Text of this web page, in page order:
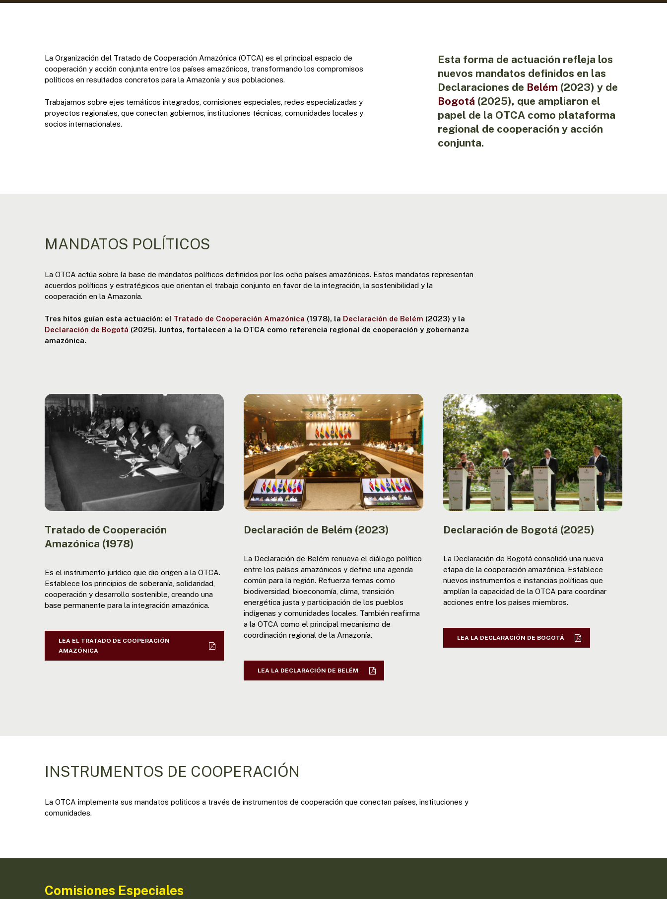
La Organización del Tratado de Cooperación Amazónica (OTCA) es el principal espacio de
cooperación y acción conjunta entre los países amazónicos, transformando los compromisos
políticos en resultados concretos para la Amazonía y sus poblaciones.
Trabajamos sobre ejes temáticos integrados, comisiones especiales, redes especializadas y
proyectos regionales, que conectan gobiernos, instituciones técnicas, comunidades locales y
socios internacionales.
Esta forma de actuación refleja los
nuevos mandatos definidos en las
Declaraciones de Belém (2023) y de
Bogotá (2025), que ampliaron el
papel de la OTCA como plataforma
regional de cooperación y acción
conjunta.
MANDATOS POLÍTICOS
La OTCA actúa sobre la base de mandatos políticos definidos por los ocho países amazónicos. Estos mandatos representan
acuerdos políticos y estratégicos que orientan el trabajo conjunto en favor de la integración, la sostenibilidad y la
cooperación en la Amazonía.
Tres hitos guían esta actuación: el Tratado de Cooperación Amazónica (1978), la Declaración de Belém (2023) y la
Declaración de Bogotá (2025). Juntos, fortalecen a la OTCA como referencia regional de cooperación y gobernanza
amazónica.
Tratado de Cooperación
Amazónica (1978)
Es el instrumento jurídico que dio origen a la OTCA.
Establece los principios de soberanía, solidaridad,
cooperación y desarrollo sostenible, creando una
base permanente para la integración amazónica.
LEA EL TRATADO DE COOPERACIÓN
AMAZÓNICA
Declaración de Belém (2023)
La Declaración de Belém renueva el diálogo político
entre los países amazónicos y define una agenda
común para la región. Refuerza temas como
biodiversidad, bioeconomía, clima, transición
energética justa y participación de los pueblos
indígenas y comunidades locales. También reafirma
a la OTCA como el principal mecanismo de
coordinación regional de la Amazonía.
LEA LA DECLARACIÓN DE BELÉM
Declaración de Bogotá (2025)
La Declaración de Bogotá consolidó una nueva
etapa de la cooperación amazónica. Establece
nuevos instrumentos e instancias políticas que
amplían la capacidad de la OTCA para coordinar
acciones entre los países miembros.
LEA LA DECLARACIÓN DE BOGOTÁ
INSTRUMENTOS DE COOPERACIÓN
La OTCA implementa sus mandatos políticos a través de instrumentos de cooperación que conectan países, instituciones y
comunidades.
Comisiones Especiales